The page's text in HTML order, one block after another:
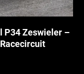
P34 Zeswieler –